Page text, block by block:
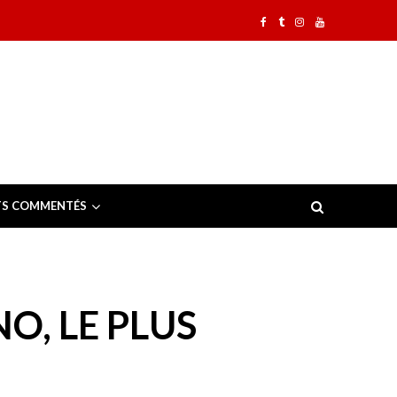
COMMENTÉS
LE PLUS